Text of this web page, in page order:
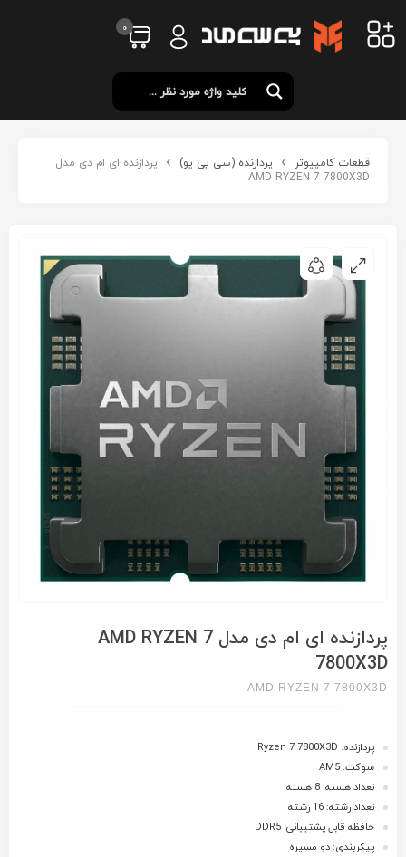
0
قطعات کامپیوتر پردازنده (سی پی یو)
پردازنده ای ام دی مدل
AMD RYZEN 7 7800X3D
پردازنده ای ام دی مدل AMD RYZEN 7
7800X3D
AMD RYZEN 7 7800X3D
پردازنده: Ryzen 7 7800X3D
سوکت: AM5
تعداد هسته: 8 هسته
تعداد رشته: 16 رشته
حافظه قابل پشتیبانی: DDR5
پیکربندی: دو مسیره